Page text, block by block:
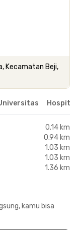
Kecamatan Beji,
Hospital
0.14 km
0.94 km
1.03 km
1.03 km
1.36 km
kamu bisa